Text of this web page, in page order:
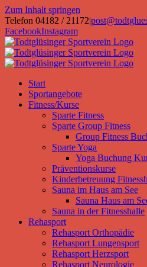
Zum Inhalt springen
Telefon 04182 / 21172|
FacebookInstagram
Start
Sportangebote
Fitness/Kurse
Sparte Fitness
Sparte Group Fitness
Group Fitness
Sparte Yoga
Yoga Buchung
Präventionskurse
Kinderbetreuung
Sauna im Haus am See
Sauna Haus am
Sauna in der Fitnesshalle
Rehasport
Rehasport Orthopädie
Rehasport Lungensport
Rehasport Herzsport
Rehasport Neurologie